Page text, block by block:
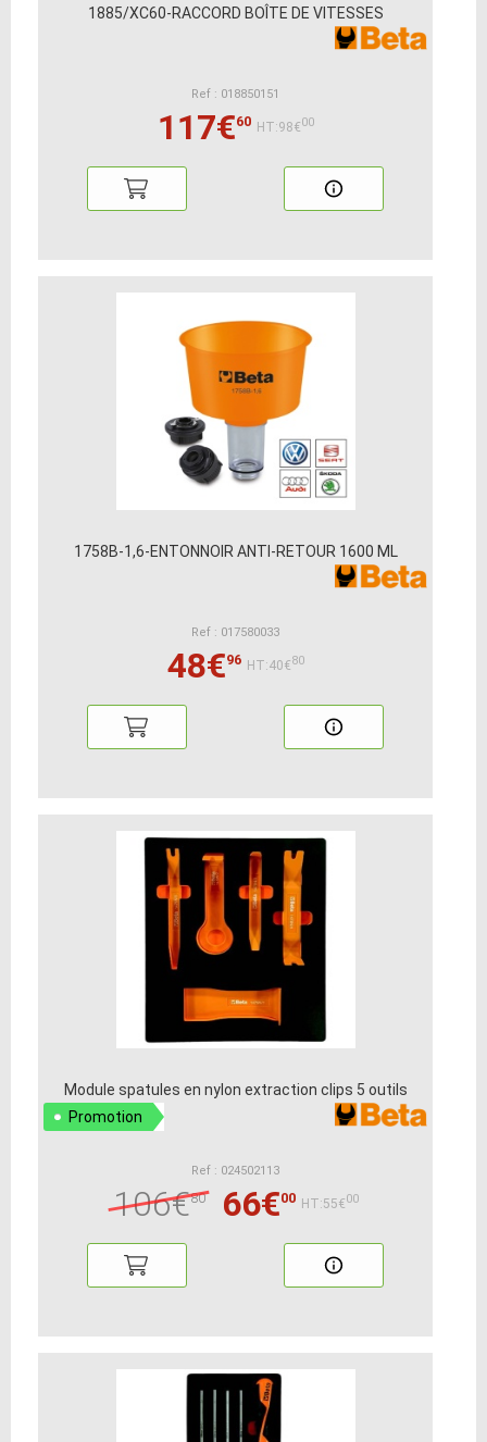
1885/XC60-RACCORD BOÎTE DE VITESSES
Ref : 018850151
117€60 HT:98€00
1758B-1,6-ENTONNOIR ANTI-RETOUR 1600 ML
Ref : 017580033
48€96 HT:40€80
Module spatules en nylon extraction clips 5 outils
Promotion
Ref : 024502113
106€80 66€00 HT:55€00